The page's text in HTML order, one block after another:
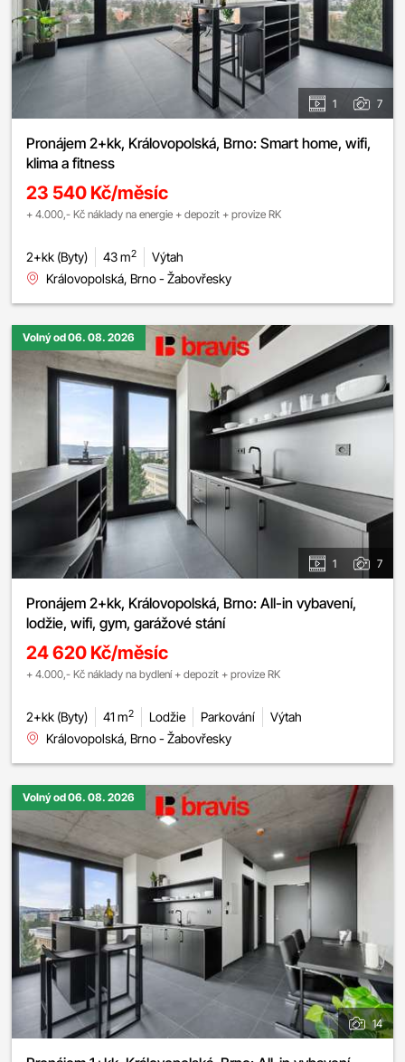
1 7
Pronájem 2+kk, Královopolská, Brno: Smart home, wifi,
klima a fitness
23 540 Kč/měsíc
+ 4.000,- Kč náklady na energie + depozit + provize RK
2+kk (Byty) 43 m2
Výtah
Královopolská, Brno - Žabovřesky
Volný od 06. 08. 2026
1 7
Pronájem 2+kk, Královopolská, Brno: All-in vybavení,
lodžie, wifi, gym, garážové stání
24 620 Kč/měsíc
+ 4.000,- Kč náklady na bydlení + depozit + provize RK
2+kk (Byty) 41 m2 Lodžie Parkování
Výtah
Královopolská, Brno - Žabovřesky
Volný od 06. 08. 2026
14